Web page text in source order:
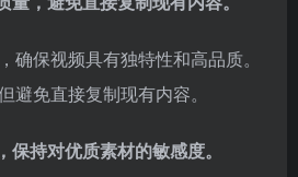
确保视频具有独特性和高品质。
避免直接复制现有内容。
持对优质素材的敏感度。